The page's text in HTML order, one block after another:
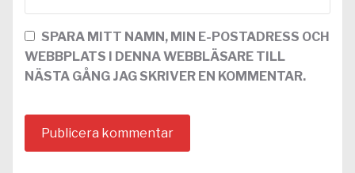
SPARA MITT NAMN, MIN E-POSTADRESS OCH
WEBBPLATS I DENNA WEBBLÄSARE TILL
NÄSTA GÅNG JAG SKRIVER EN KOMMENTAR.